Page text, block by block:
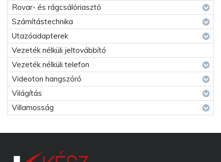
Rovar- és rágcsálóriasztó
Számítástechnika
Utazóadapterek
Vezeték nélküli jeltovábbító
Vezeték nélküli telefon
Videoton hangszóró
Világítás
Villamosság